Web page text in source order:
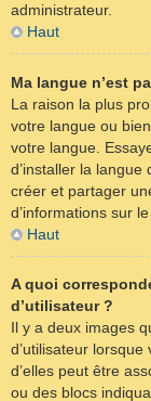
administrateur.
Haut
Ma langue n’est
La raison la plus
votre langue ou
votre langue.
d’installer la langue
créer et partager
d’informations sur
Haut
A quoi
d’utilisateur ?
Il y a deux images
d’utilisateur lorsque
d’elles peut être
ou des blocs